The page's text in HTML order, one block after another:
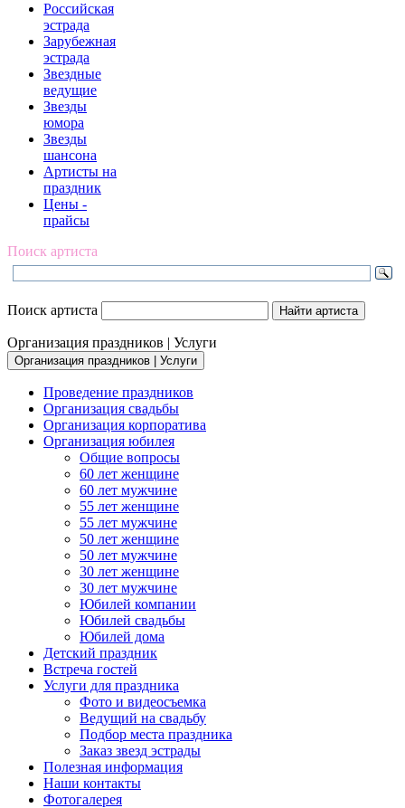
Российская
эстрада
Зарубежная
эстрада
Звездные
ведущие
Звезды
юмора
Звезды
шансона
Артисты на
праздник
Цены -
прайсы
Поиск артиста
Поиск артиста
Организация праздников | Услуги
Организация праздников | Услуги
Проведение праздников
Организация свадьбы
Организация корпоратива
Организация юбилея
Общие вопросы
60 лет женщине
60 лет мужчине
55 лет женщине
55 лет мужчине
50 лет женщине
50 лет мужчине
30 лет женщине
30 лет мужчине
Юбилей компании
Юбилей свадьбы
Юбилей дома
Детский праздник
Встреча гостей
Услуги для праздника
Фото и видеосъемка
Ведущий на свадьбу
Подбор места праздника
Заказ звезд эстрады
Полезная информация
Наши контакты
Фотогалерея